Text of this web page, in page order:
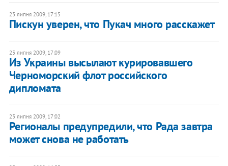
23 липня 2009, 17:15
Пискун уверен, что Пукач много расскажет
23 липня 2009, 17:09
Из Украины высылают курировавшего
Черноморский флот российского
дипломата
23 липня 2009, 17:02
Регионалы предупредили, что Рада завтра
может снова не работать